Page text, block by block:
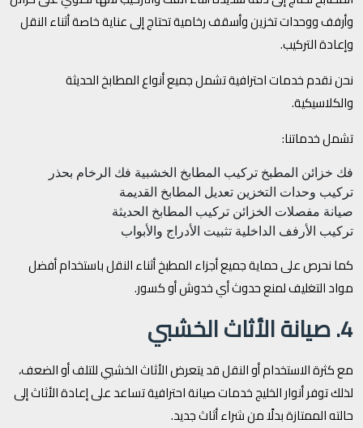
وأرفف ووحدات تخزين وأسقف رخامية تحتاج إلى عناية خاصة أثناء النقل
وإعادة التركيب.
نحن نقدم خدمات احترافية تشمل جميع أنواع المطابخ الحديثة
والكلاسيكية.
تشمل خدماتنا:
فك خزائن المطبخ تركيب المطابخ الخشبية فك الرخام بحذر
تركيب وحدات التخزين تعديل المطابخ القديمة
صيانة مفصلات الخزائن تركيب المطابخ الحديثة
تركيب الأرفف الداخلية تثبيت الأدراج والأبواب
كما نحرص على حماية جميع أجزاء المطبخ أثناء النقل باستخدام أفضل
مواد التغليف لمنع حدوث أي خدوش أو كسور.
4. صيانة الأثاث الخشبي
مع كثرة الاستخدام أو النقل قد يتعرض الأثاث الخشبي للتلف أو الضعف،
لذلك توفر أنوار الخليج خدمات صيانة احترافية تساعد على إعادة الأثاث إلى
حالته الممتازة بدلًا من شراء أثاث جديد.